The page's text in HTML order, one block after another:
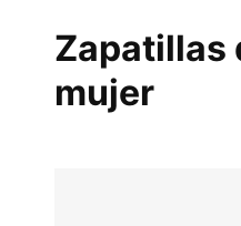
Zapatillas
mujer